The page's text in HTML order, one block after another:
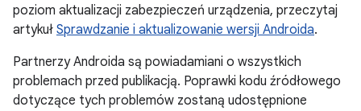
poziom aktualizacji zabezpieczeń urządzenia, przeczytaj
artykuł Sprawdzanie i aktualizowanie wersji Androida.
Partnerzy Androida są powiadamiani o wszystkich
problemach przed publikacją. Poprawki kodu źródłowego
dotyczące tych problemów zostaną udostępnione